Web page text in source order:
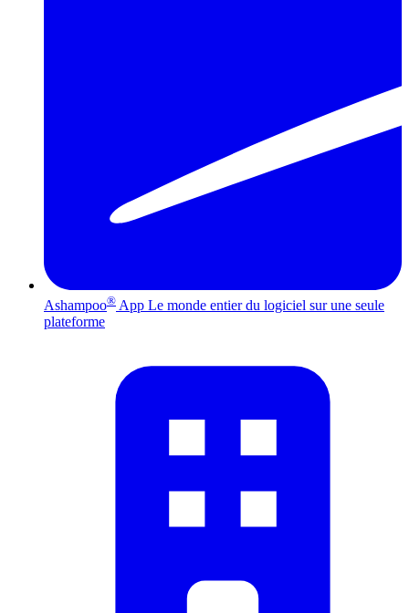
Ashampoo® App Le monde entier du logiciel sur une seule
plateforme